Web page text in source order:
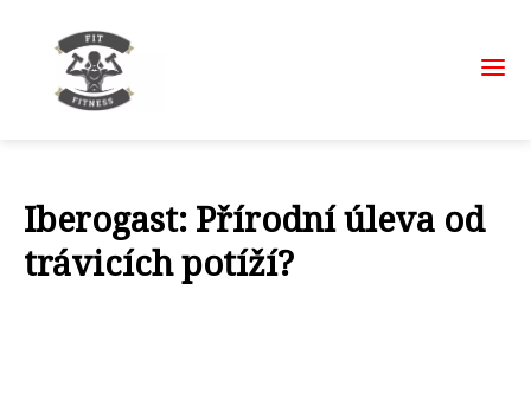
Iberogast: Přírodní úleva od
trávicích potíží?